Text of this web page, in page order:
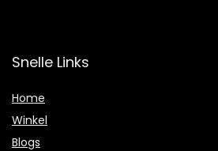
Snelle Links
Home
Winkel
Blogs